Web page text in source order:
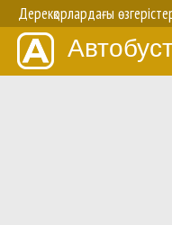
Дерекқорлардағы